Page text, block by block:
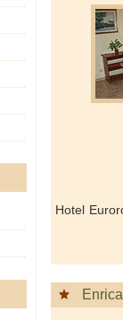
Hotel
Enrica